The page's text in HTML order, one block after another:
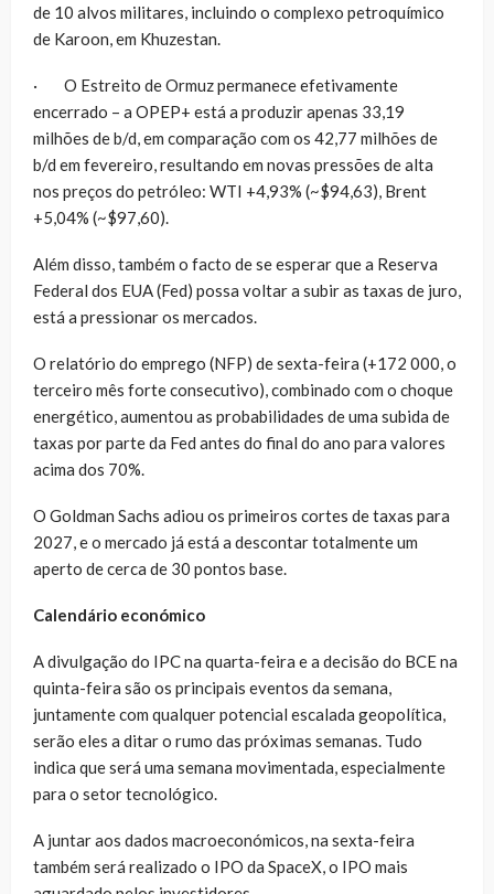
de 10 alvos militares, incluindo o complexo petroquímico
de Karoon, em Khuzestan.
· O Estreito de Ormuz permanece efetivamente
encerrado – a OPEP+ está a produzir apenas 33,19
milhões de b/d, em comparação com os 42,77 milhões de
b/d em fevereiro, resultando em novas pressões de alta
nos preços do petróleo: WTI +4,93% (~$94,63), Brent
+5,04% (~$97,60).
Além disso, também o facto de se esperar que a Reserva
Federal dos EUA (Fed) possa voltar a subir as taxas de juro,
está a pressionar os mercados.
O relatório do emprego (NFP) de sexta-feira (+172 000, o
terceiro mês forte consecutivo), combinado com o choque
energético, aumentou as probabilidades de uma subida de
taxas por parte da Fed antes do final do ano para valores
acima dos 70%.
O Goldman Sachs adiou os primeiros cortes de taxas para
2027, e o mercado já está a descontar totalmente um
aperto de cerca de 30 pontos base.
Calendário económico
A divulgação do IPC na quarta-feira e a decisão do BCE na
quinta-feira são os principais eventos da semana,
juntamente com qualquer potencial escalada geopolítica,
serão eles a ditar o rumo das próximas semanas. Tudo
indica que será uma semana movimentada, especialmente
para o setor tecnológico.
A juntar aos dados macroeconómicos, na sexta-feira
também será realizado o IPO da SpaceX, o IPO mais